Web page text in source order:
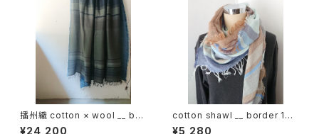
播州織 cotton × wool __ bor
der 220-120 霧帳GK
¥24,200
cotton shawl __ border 160
慈雨w
¥5,280